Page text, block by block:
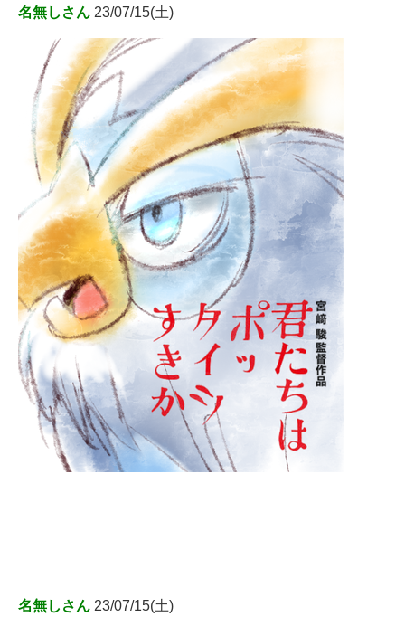
名無しさん 23/07/15(土)
名無しさん 23/07/15(土)